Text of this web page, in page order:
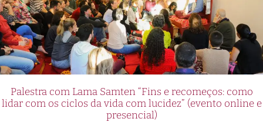
Palestra com Lama Samten “Fins e recomeços: como
lidar com os ciclos da vida com lucidez” (evento online e
presencial)